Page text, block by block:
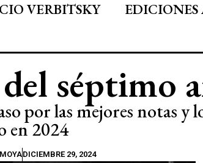
VERBITSKY EDICIONES
séptimo
por las mejores notas y
en 2024
DICIEMBRE 29, 2024